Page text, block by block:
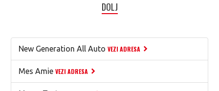
DOLJ
New Generation All Auto VEZI ADRESA
Mes Amie VEZI ADRESA